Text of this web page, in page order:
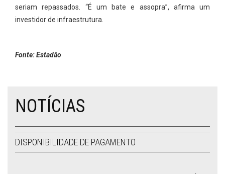
seriam repassados. “É um bate e assopra”, afirma um
investidor de infraestrutura.
Fonte: Estadão
NOTÍCIAS
DISPONIBILIDADE DE PAGAMENTO